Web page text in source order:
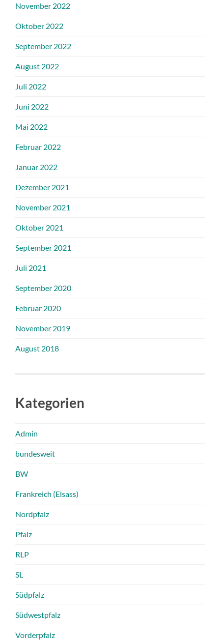
November 2022
Oktober 2022
September 2022
August 2022
Juli 2022
Juni 2022
Mai 2022
Februar 2022
Januar 2022
Dezember 2021
November 2021
Oktober 2021
September 2021
Juli 2021
September 2020
Februar 2020
November 2019
August 2018
Kategorien
Admin
bundesweit
BW
Frankreich (Elsass)
Nordpfalz
Pfalz
RLP
SL
Südpfalz
Südwestpfalz
Vorderpfalz